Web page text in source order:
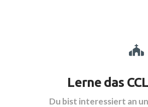
Lerne das
Du bist interessiert an